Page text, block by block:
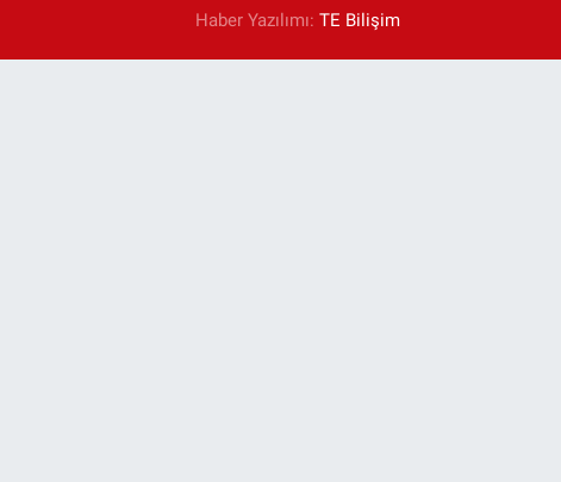
Haber Yazılımı:TE Bilişim